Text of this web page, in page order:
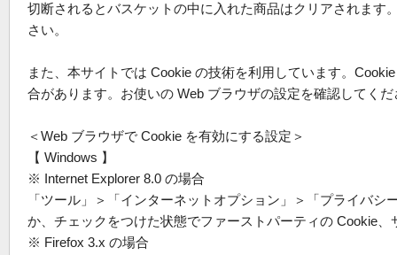
切断されるとバスケットの中に入れた商品はクリアされま
さい。
また、本サイトでは Cookie の技術を利用しています。
合があります。お使いの Web ブラウザの設定を確認してくだ
＜Web ブラウザで Cookie を有効にする設定＞
【 Windows 】
※ Internet Explorer 8.0 の場合
「ツール」＞「インターネットオプション」＞「プライバ
か、チェックをつけた状態でファーストパーティの Cookie
※ Firefox 3.x の場合